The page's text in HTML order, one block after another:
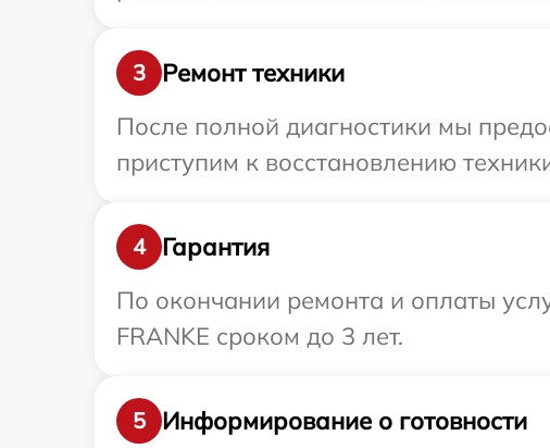
3
Ремонт техники
После полной диагностики мы
приступим к восстановлению
4
Гарантия
По окончании ремонта и оплаты
FRANKE сроком до 3 лет.
5
Информирование о готовности